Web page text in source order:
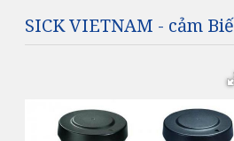
SICK VIETNAM - cảm